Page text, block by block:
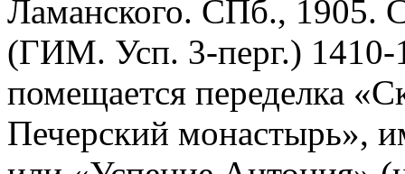
Ламанского. СПб., 1905.
(ГИМ. Усп. 3-перг.) 1410-
помещается переделка
Печерский монастырь»,